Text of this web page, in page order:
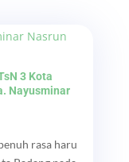
3 Kota
Nayusminar
rasa haru